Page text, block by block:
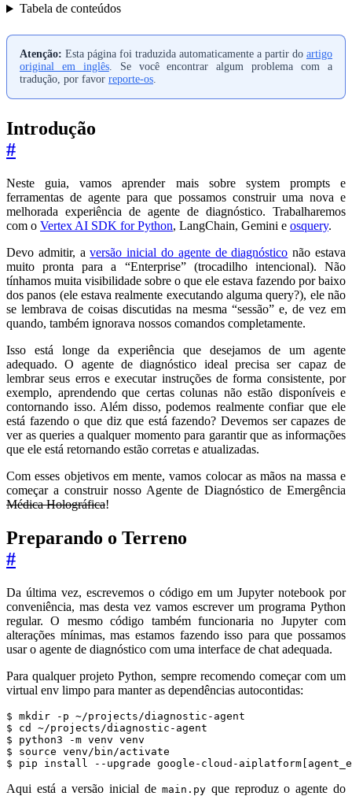
Tabela de conteúdos
Atenção: Esta página foi traduzida automaticamente a partir do artigo
original em inglês. Se você encontrar algum problema com a
tradução, por favor reporte-os.
Introdução
#
Neste guia, vamos aprender mais sobre system prompts e
ferramentas de agente para que possamos construir uma nova e
melhorada experiência de agente de diagnóstico. Trabalharemos
com o Vertex AI SDK for Python, LangChain, Gemini e osquery.
Devo admitir, aversão inicial do agente de diagnóstico não estava
muito pronta para a “Enterprise” (trocadilho intencional). Não
tínhamos muita visibilidade sobre o que ele estava fazendo por baixo
dos panos (ele estava realmente executando alguma query?), ele não
se lembrava de coisas discutidas na mesma “sessão” e, de vez em
quando, também ignorava nossos comandos completamente.
Isso está longe da experiência que desejamos de um agente
adequado. O agente de diagnóstico ideal precisa ser capaz de
lembrar seus erros e executar instruções de forma consistente, por
exemplo, aprendendo que certas colunas não estão disponíveis e
contornando isso. Além disso, podemos realmente confiar que ele
está fazendo o que diz que está fazendo? Devemos ser capazes de
ver as queries a qualquer momento para garantir que as informações
que ele está retornando estão corretas e atualizadas.
Com esses objetivos em mente, vamos colocar as mãos na massa e
começar a construir nosso Agente de Diagnóstico de Emergência
Médica Holográfica!
Preparando o Terreno
#
Da última vez, escrevemos o código em um Jupyter notebook por
conveniência, mas desta vez vamos escrever um programa Python
regular. O mesmo código também funcionaria no Jupyter com
alterações mínimas, mas estamos fazendo isso para que possamos
usar o agente de diagnóstico com uma interface de chat adequada.
Para qualquer projeto Python, sempre recomendo começar com um
virtual env limpo para manter as dependências autocontidas:
$ pip install --upgrade google-cloud-
Aqui está a versão inicial de main.pyque reproduz o agente do